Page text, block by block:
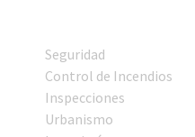
Seguridad
Control de Incendios
Inspecciones
Urbanismo